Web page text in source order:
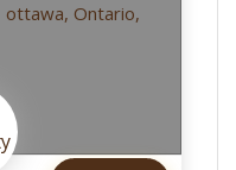
ottawa, Ontario,